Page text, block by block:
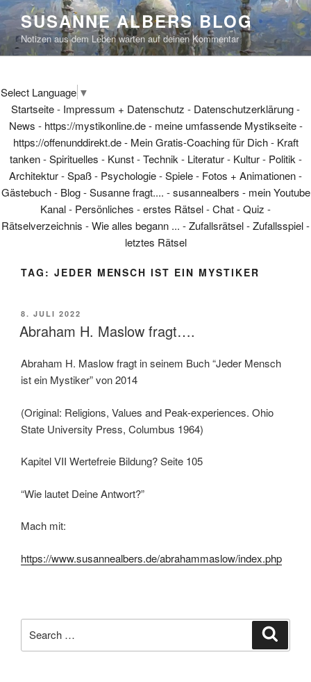
Skip
to
content
SUSANNE ALBERS BLOG
Notizen aus dem Leben warten auf deinen Kommentar
Select Language ▼
Startseite- Impressum + Datenschutz - Datenschutzerklärung-
News - https://mystikonline.de - meine umfassende Mystikseite-
https://offenunddirekt.de - Mein Gratis-Coaching für Dich- Kraft
tanken-Spirituelles - Kunst-Technik - Literatur- Kultur- Politik -
Architektur-Spaß- Psychologie-Spiele- Fotos + Animationen-
Gästebuch- Blog-Susanne fragt.... -susannealbers - mein Youtube
Kanal- Persönliches -erstes Rätsel-Chat-Quiz -
Rätselverzeichnis -Wie alles begann ... -Zufallsrätsel-Zufallsspiel-
letztes Rätsel
TAG: JEDER MENSCH IST EIN MYSTIKER
POSTED
ON
8. JULI 2022
Abraham H. Maslow fragt….
Abraham H. Maslow fragt in seinem Buch “Jeder Mensch
ist ein Mystiker” von 2014
(Original: Religions, Values and Peak-experiences. Ohio
State University Press, Columbus 1964)
Kapitel VII Wertefreie Bildung? Seite 105
“Wie lautet Deine Antwort?”
Mach mit:
https://www.susannealbers.de/abrahammaslow/index.php
for: